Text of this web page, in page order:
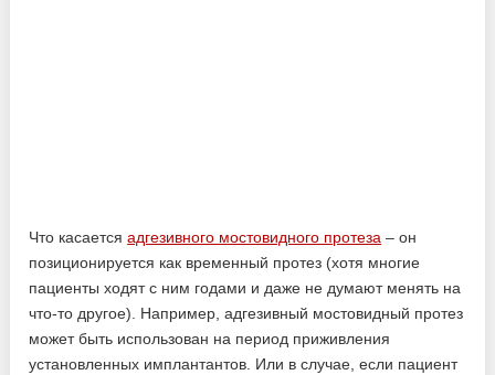
Что касаетсяадгезивного мостовидного протеза – он
позиционируется как временный протез (хотя многие
пациенты ходят с ним годами и даже не думают менять на
что-то другое). Например, адгезивный мостовидный протез
может быть использован на период приживления
установленных имплантантов. Или в случае, если пациент